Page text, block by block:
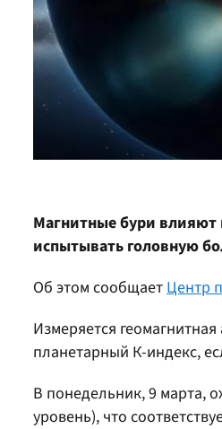
Магнитные бури влияют
испытывать головную
Об этом сообщает Центр
Измеряется
планетарный К-индекс,
В понедельник, 9 марта,
уровень), что